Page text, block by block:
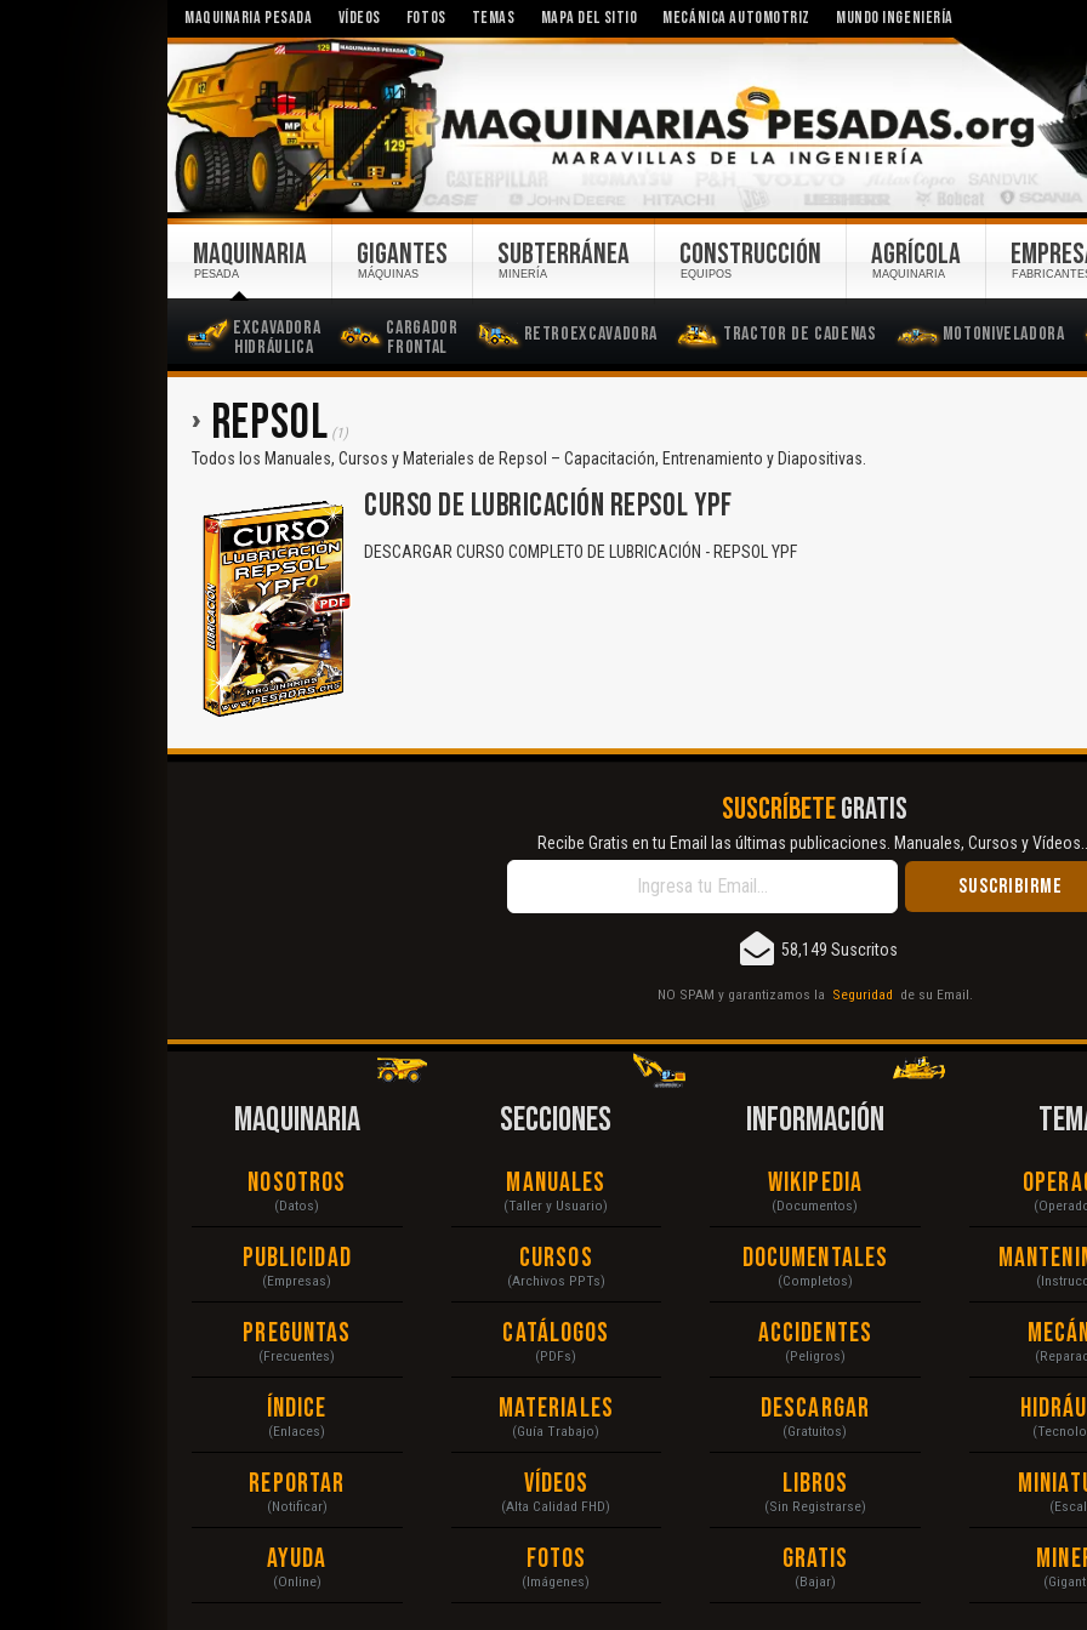
MAQUINARIA PESADA VÍDEOS FOTOS TEMAS MAPA DEL SITIO MECÁNICA AUTOMOTRIZ MUNDO INGENIERÍA
MAQUINARIA
PESADA
Excavadora
Hidráulica
Cargador
Frontal
Retroexcavadora Tractor de Cadenas Motoniveladora
GIGANTES
MÁQUINAS
SUBTERRÁNEA
MINERÍA
CONSTRUCCIÓN
EQUIPOS
AGRÍCOLA
MAQUINARIA
REPSOL (1)
Todos los Manuales, Cursos y Materiales de Repsol – Capacitación, Entrenamiento y Diapositivas.
CURSO DE LUBRICACIÓN REPSOL YPF
DESCARGAR CURSO COMPLETO DE LUBRICACIÓN - REPSOL YPF
SUSCRÍBETEGRATIS
Recibe Gratis en tu Email las últimas publicaciones. Manuales, Cursos y
58,149 Suscritos
NO SPAM y garantizamos la Seguridad de su Email.
MAQUINARIA
Nosotros
(Datos)
Publicidad
(Empresas)
Preguntas
(Frecuentes)
Índice
(Enlaces)
Reportar
(Notificar)
Ayuda
(Online)
SECCIONES
Manuales
(Taller y Usuario)
Cursos
(Archivos PPTs)
Catálogos
(PDFs)
Materiales
(Guía Trabajo)
Vídeos
(Alta Calidad FHD)
Fotos
(Imágenes)
INFORMACIÓN
Wikipedia
(Documentos)
Documentales
(Completos)
Accidentes
(Peligros)
Descargar
(Gratuitos)
Libros
(Sin Registrarse)
Gratis
(Bajar)
El Título es incorrecto según el contenido.
Texto o Imagen de portada son erróneos.
No carga o no se visualiza el contenido.
Reportar otro tipo de error...